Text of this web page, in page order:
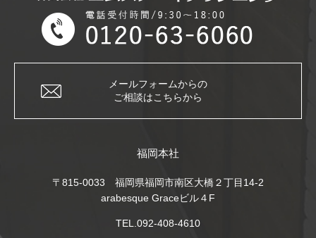
メールフォームからの
ご相談はこちらから
福岡本社
〒815-0033 福岡県福岡市南区大橋２丁目14-2
arabesque Graceビル４F
TEL.092-408-4610